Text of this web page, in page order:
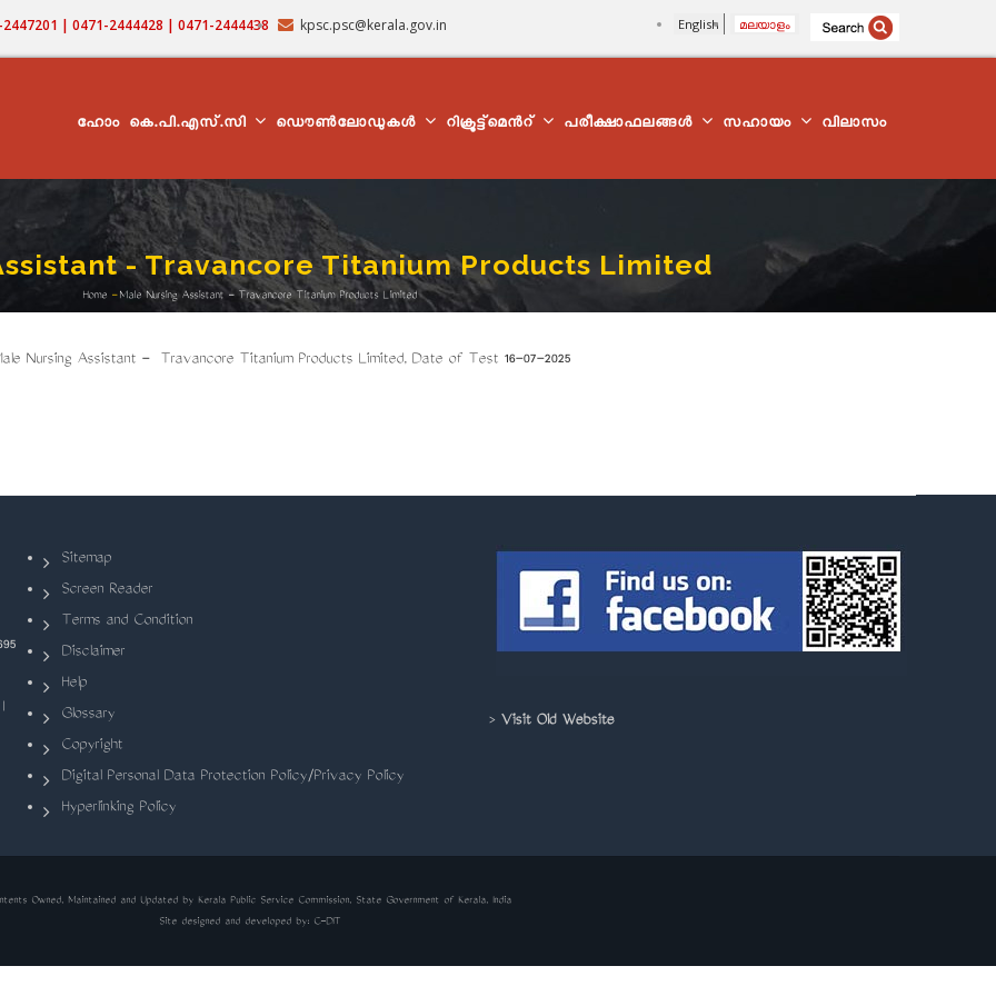
| 0471-2444428 | 0471-2444438 kpsc.psc@kerala.gov.in English മലയാളം
NAVIGATION
ഹോം കെ.പി.എസ്.സി ഡൌൺലോഡുകൾ റിക്രൂട്ട്മെന്‍റ് പരീക്ഷാഫലങ്ങൾ സഹായം വിലാസം
- Travancore Titanium Products Limited
Breadcrumb
Home - Male Nursing Assistant - Travancore Titanium Products Limited
Nursing Assistant - Travancore Titanium Products Limited, Date of Test 16-07-2025
Sitemap
Screen Reader
Terms and Condition
Disclaimer
Help
Glossary
Copyright
Digital Personal Data Protection Policy/Privacy Policy
Hyperlinking Policy
> Visit Old Website
Owned, Maintained and Updated by Kerala Public Service Commission, State Government of Kerala, India
Site designed and developed by: C-DIT